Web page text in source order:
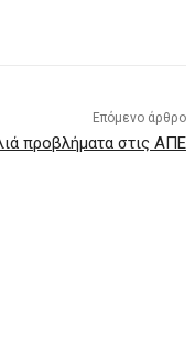
Επόμενο άρθρο
προβλήματα στις ΑΠΕ